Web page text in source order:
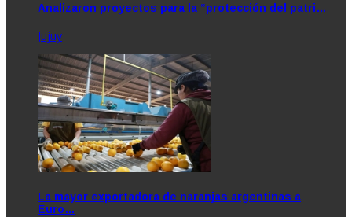
Analizaron proyectos para la “protección del patri…
Jujuy
La mayor exportadora de naranjas argentinas a
Euro…